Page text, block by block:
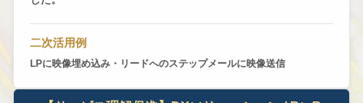
二次活用例
LPに映像埋め込み・リードへのステップメールに映像送信